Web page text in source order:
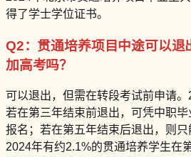
得了学士学位证书。
Q2：贯通培养项目中途可以退
加高考吗？
可以退出，但需在转段考试前申请
若在第三年结束前退出，可凭中职
报名；若在第五年结束后退出，则只
2024年有约2.1%的贯通培养学生在